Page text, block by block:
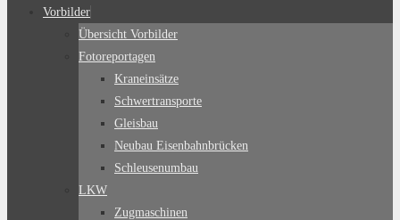
Vorbilder
Übersicht Vorbilder
Fotoreportagen
Kraneinsätze
Schwertransporte
Gleisbau
Neubau Eisenbahnbrücken
Schleusenumbau
LKW
Zugmaschinen